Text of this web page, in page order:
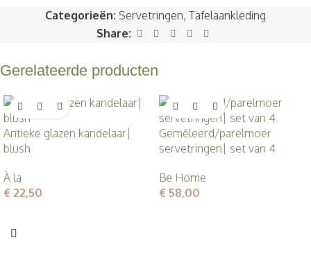
Categorieën: Servetringen, Tafelaankleding
Share:
Gerelateerde producten
Antieke glazen kandelaar|
blush
À la
€ 22,50
Gemêleerd/parelmoer
servetringen| set van 4
Be Home
€ 58,00